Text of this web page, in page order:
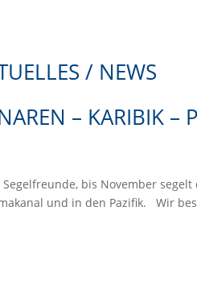
/ NEWS
– KARIBIK –
Segelfreunde, bis November
und in den Pazifik. Wir